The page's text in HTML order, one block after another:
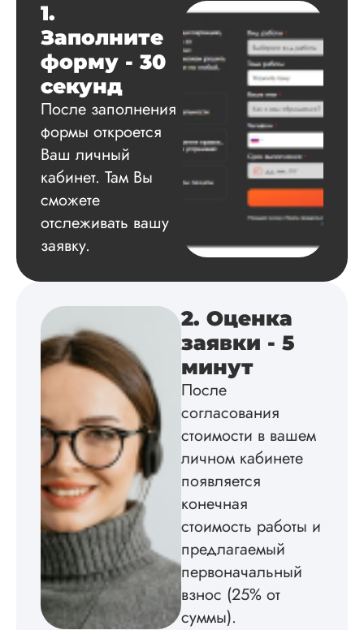
литературу,
оформил и провел
подробное
экспериментов,
которые сам же и
провел. Спасибо
содействие, буду и
дальше заказывать
работы здесь.
Вика
Дата:2025-02-19
Диссертацию
самостоятельно
обосновал
методологию
по результатам
исследования.
Благодарна.
1.
Заполните
форму - 30
секунд
После заполнения
формы откроется
Ваш личный
кабинет. Там Вы
сможете
отслеживать вашу
заявку.
2. Оценка
заявки - 5
минут
После
согласования
стоимости в вашем
личном кабинете
появляется
конечная
стоимость работы и
предлагаемый
первоначальный
взнос (25% от
суммы).